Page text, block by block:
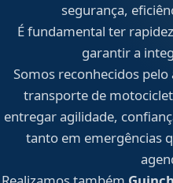
segurança,
É fundamental ter
garantir a
Somos reconhecidos
transporte de
entregar agilidade,
tanto em emergências